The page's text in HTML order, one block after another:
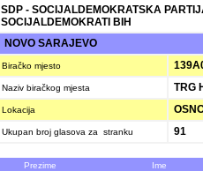
SDP - SOCIJALDEMOKRATSKA
SOCIJALDEMOKRATI BIH
NOVO SARAJEVO
Biračko mjesto
Naziv biračkog mjesta TRG
Lokacija
Ukupan broj glasova za stranku 91
Prezime Ime